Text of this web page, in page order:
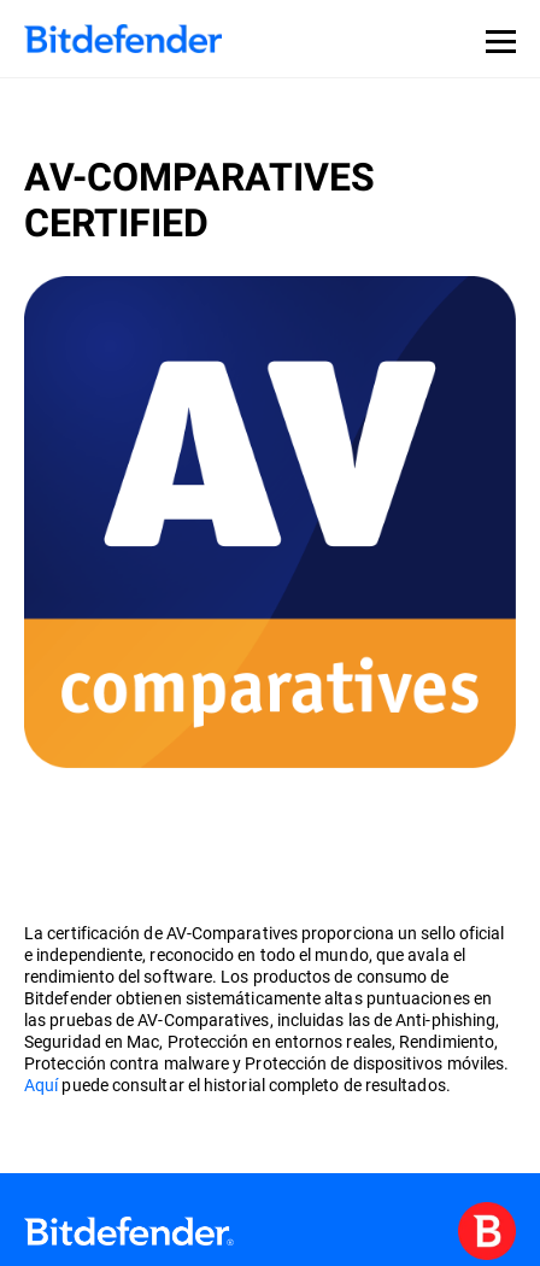
AV-COMPARATIVES
CERTIFIED
La certificación de AV-Comparatives proporciona un sello oficial
e independiente, reconocido en todo el mundo, que avala el
rendimiento del software. Los productos de consumo de
Bitdefender obtienen sistemáticamente altas puntuaciones en
las pruebas de AV-Comparatives, incluidas las de Anti-phishing,
Seguridad en Mac, Protección en entornos reales, Rendimiento,
Protección contra malware y Protección de dispositivos móviles.
Aquípuede consultar el historial completo de resultados.